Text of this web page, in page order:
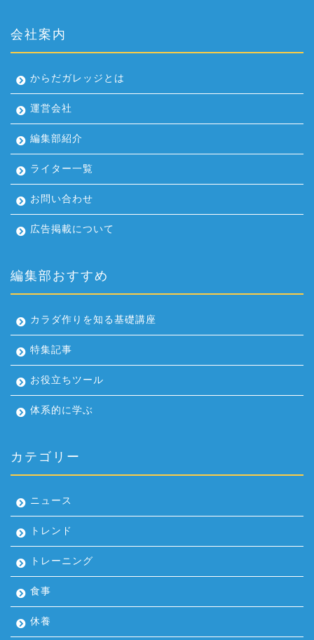
会社案内
からだガレッジとは
運営会社
編集部紹介
ライター一覧
お問い合わせ
広告掲載について
編集部おすすめ
カラダ作りを知る基礎講座
特集記事
お役立ちツール
体系的に学ぶ
カテゴリー
ニュース
トレンド
トレーニング
食事
休養